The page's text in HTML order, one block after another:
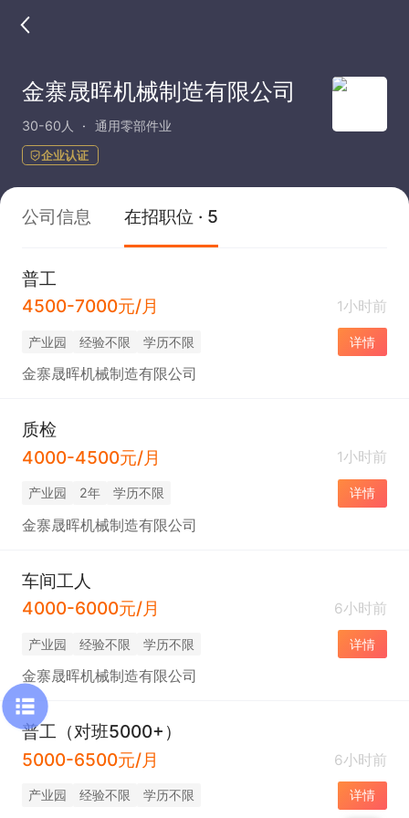
金寨晟晖机械制造有限公司
30-60人 通用零部件业
企业认证
公司信息 在招职位 · 5
普工
4500-7000元/月
1小时前
产业园 经验不限 学历不限 详情
金寨晟晖机械制造有限公司
质检
4000-4500元/月
1小时前
产业园 2年 学历不限 详情
金寨晟晖机械制造有限公司
车间工人
4000-6000元/月
6小时前
产业园 经验不限 学历不限 详情
金寨晟晖机械制造有限公司
普工（对班5000+）
5000-6500元/月
6小时前
产业园 经验不限 学历不限 详情